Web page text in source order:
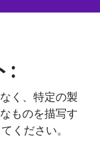
:
く、特定の製
ものを描写す
ください。